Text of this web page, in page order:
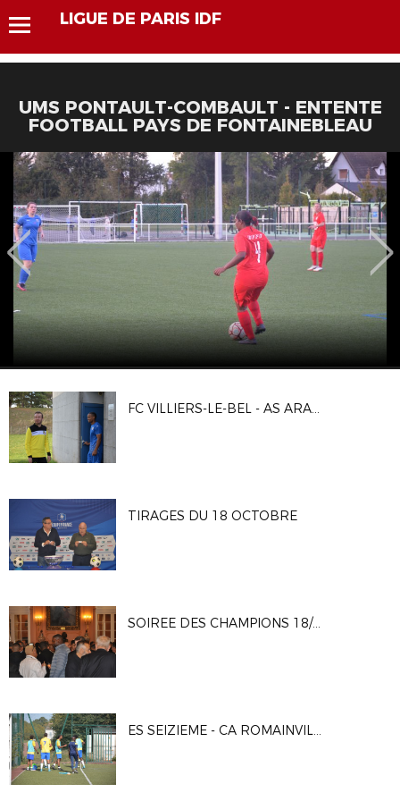
LIGUE DE PARIS IDF
UMS PONTAULT-COMBAULT - ENTENTE
FOOTBALL PAYS DE FONTAINEBLEAU
FC VILLIERS-LE-BEL - AS ARARAT ISSY
TIRAGES DU 18 OCTOBRE
SOIREE DES CHAMPIONS 18/10/23
ES SEIZIEME - CA ROMAINVILLE